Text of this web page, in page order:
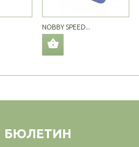
NOBBY SPEED...
БЮЛЕТИН